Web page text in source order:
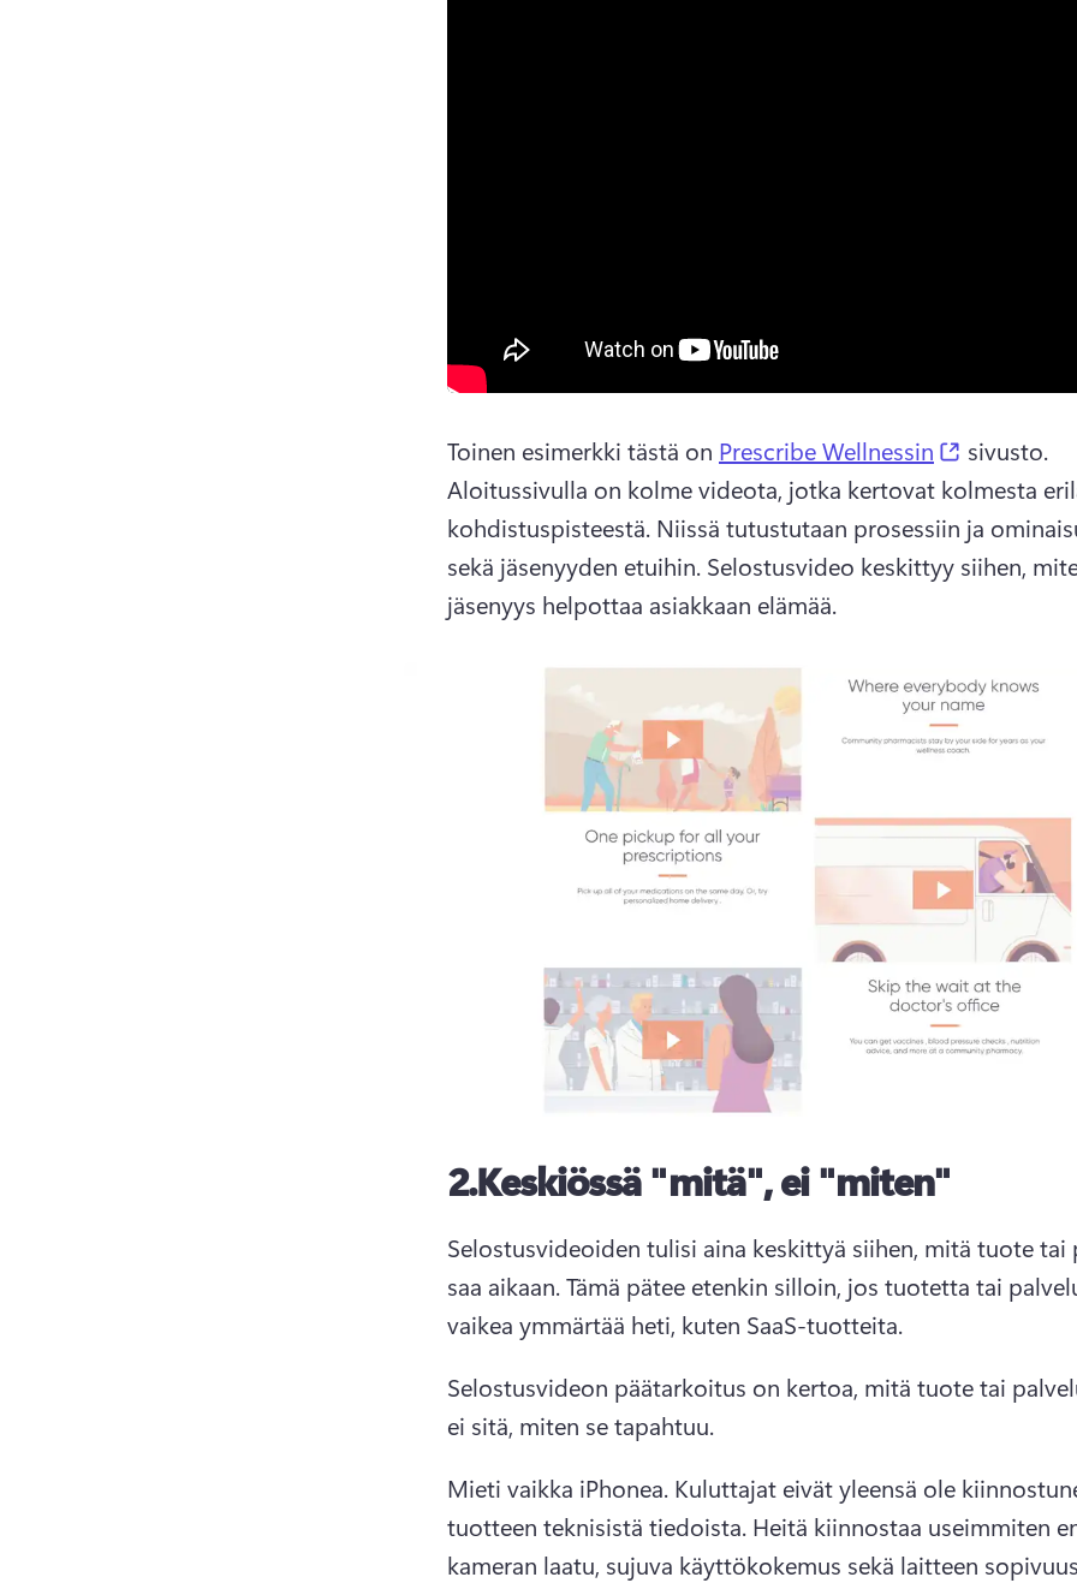
Toinen esimerkki tästä on Prescribe Wellnessin (opens in
Aloitussivulla on kolme videota, jotka kertovat kolmesta
kohdistuspisteestä. Niissä tutustutaan prosessiin ja
sekä jäsenyyden etuihin. Selostusvideo keskittyy siihen,
jäsenyys helpottaa asiakkaan elämää.
2.Keskiössä "mitä", ei "miten"
Selostusvideoiden tulisi aina keskittyä siihen, mitä tuote tai
saa aikaan. Tämä pätee etenkin silloin, jos tuotetta tai
vaikea ymmärtää heti, kuten SaaS-tuotteita.
Selostusvideon päätarkoitus on kertoa, mitä tuote tai
ei sitä, miten se tapahtuu.
Mieti vaikka iPhonea. Kuluttajat eivät yleensä ole
tuotteen teknisistä tiedoista. Heitä kiinnostaa useimmiten
kameran laatu, sujuva käyttökokemus sekä laitteen